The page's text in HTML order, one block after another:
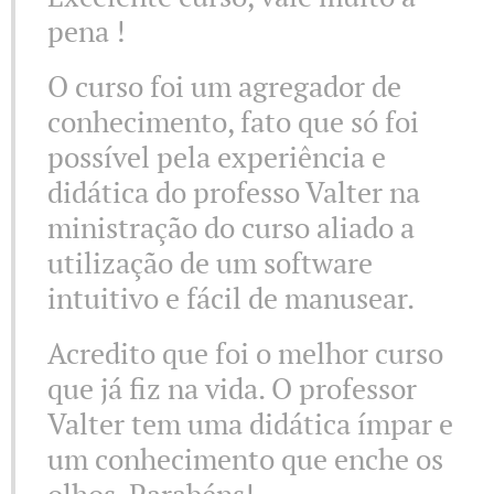
pena !
O curso foi um agregador de
conhecimento, fato que só foi
possível pela experiência e
didática do professo Valter na
ministração do curso aliado a
utilização de um software
intuitivo e fácil de manusear.
Acredito que foi o melhor curso
que já fiz na vida. O professor
Valter tem uma didática ímpar e
um conhecimento que enche os